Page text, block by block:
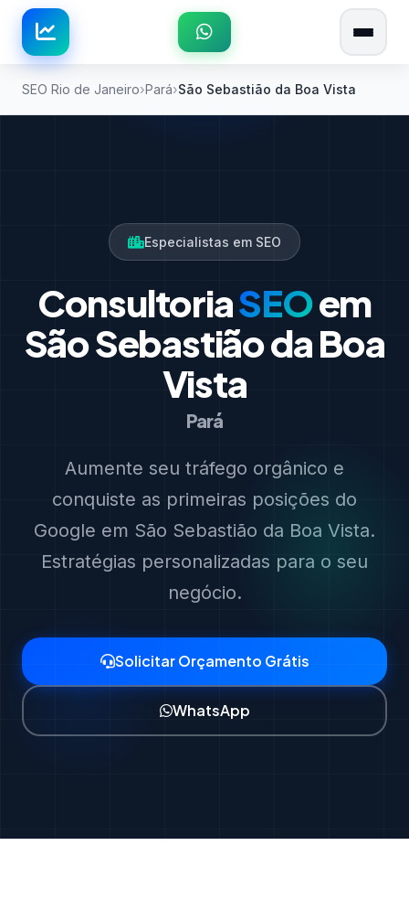
SEO Rio de Janeiro Pará São Sebastião da Boa Vista
Especialistas em SEO
ConsultoriaSEOem
São Sebastião da Boa
Vista
Pará
Aumente seu tráfego orgânico e
conquiste as primeiras posições do
Google em São Sebastião da Boa Vista.
Estratégias personalizadas para o seu
negócio.
Solicitar Orçamento Grátis
WhatsApp